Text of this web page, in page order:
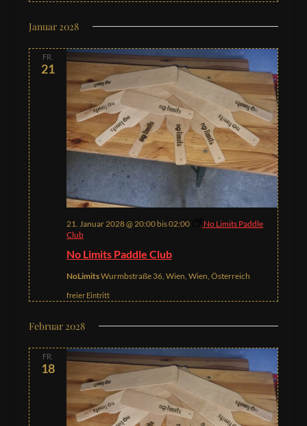
Januar 2028
FR.
21
No Limits Paddle Club
21. Januar 2028 @ 20:00bis02:00
No Limits Paddle
Club
NoLimitsWurmbstraße 36, Wien, Wien, Österreich
freier Eintritt
Februar 2028
FR.
18